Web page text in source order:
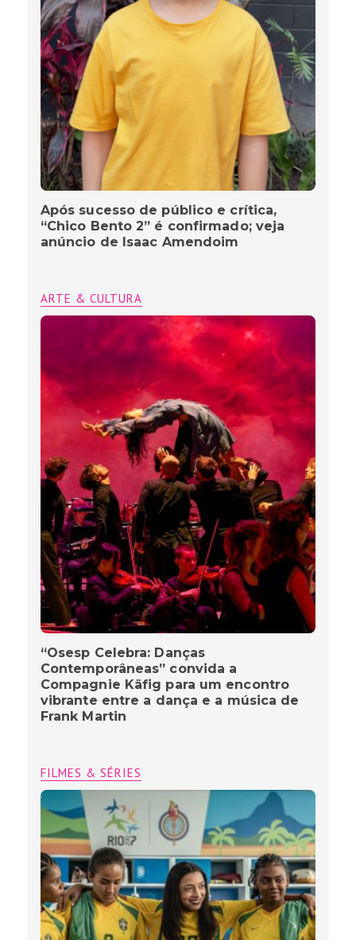
Após sucesso de público e crítica,
“Chico Bento 2” é confirmado; veja
anúncio de Isaac Amendoim
ARTE & CULTURA
“Osesp Celebra: Danças
Contemporâneas” convida a
Compagnie Käfig para um encontro
vibrante entre a dança e a música de
Frank Martin
FILMES & SÉRIES